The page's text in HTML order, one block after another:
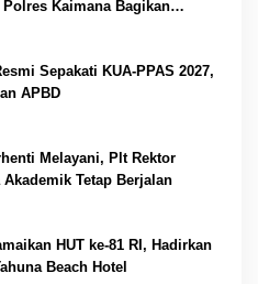
Kaimana Bagikan
Putih Jelang Hut RI
Sepakati KUA-PPAS 2027,
APBD
Melayani, Plt Rektor
Akademik Tetap Berjalan
HUT ke-81 RI, Hadirkan
Beach Hotel